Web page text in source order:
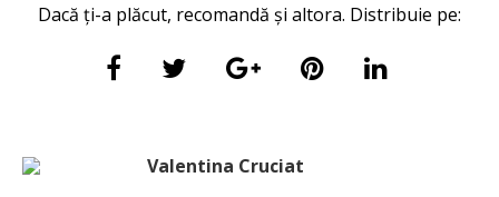
Dacă ți-a plăcut, recomandă și altora. Distribuie pe:
Valentina Cruciat